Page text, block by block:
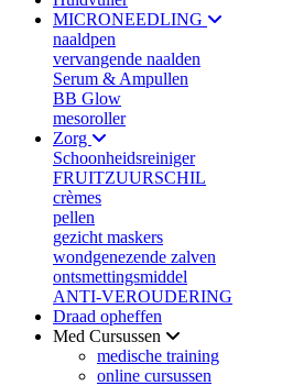
MICRONEEDLING
naaldpen
vervangende naalden
Serum & Ampullen
BB Glow
mesoroller
Zorg
Schoonheidsreiniger
FRUITZUURSCHIL
crèmes
pellen
gezicht maskers
wondgenezende zalven
ontsmettingsmiddel
ANTI-VEROUDERING
Draad opheffen
Med Cursussen
medische training
online cursussen